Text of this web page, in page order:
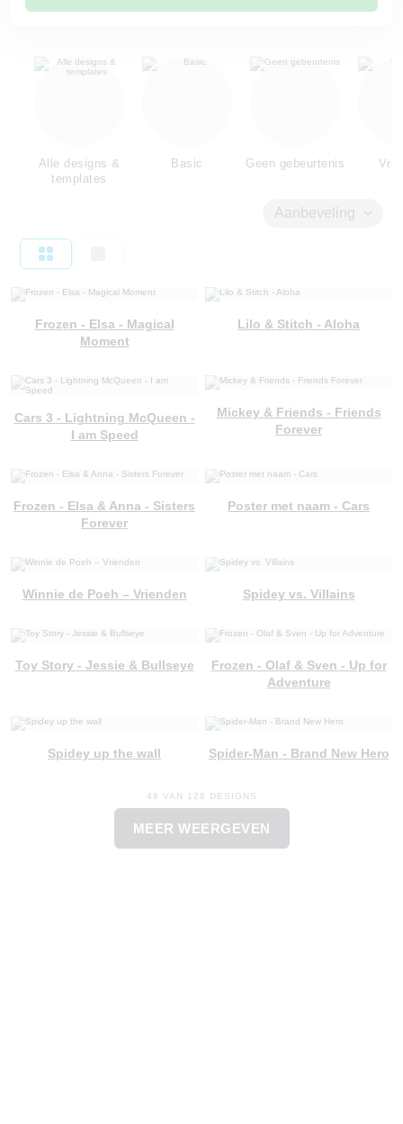
Alle designs &
templates
Basic Geen gebeurtenis
Aanbeveling
Frozen - Elsa - Magical
Moment
Lilo & Stitch - Aloha
Cars 3 - Lightning McQueen -
I am Speed
Mickey & Friends - Friends
Forever
Frozen - Elsa & Anna - Sisters
Forever
Poster met naam - Cars
Winnie de Poeh – Vrienden Spidey vs. Villains
Toy Story - Jessie & Bullseye
Frozen - Olaf & Sven - Up for
Adventure
Spidey up the wall Spider-Man - Brand New Hero
48 VAN 128 DESIGNS
MEER WEERGEVEN